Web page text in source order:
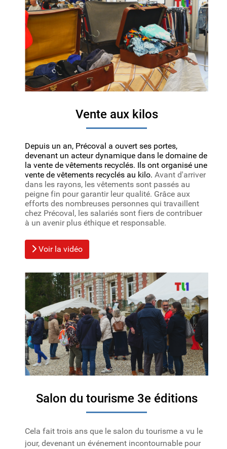
Vente aux kilos
Depuis un an, Précoval a ouvert ses portes,
devenant un acteur dynamique dans le domaine de
la vente de vêtements recyclés. I ls ont organisé une
vente de vêtements recyclés au kilo. Avant d'arriver
dans les rayons, les vêtements sont passés au
peigne fin pour garantir leur qualité. Grâce aux
efforts des nombreuses personnes qui travaillent
chez Précoval, les salariés sont fiers de contribuer
à un avenir plus éthique et responsable.
Voir la vidéo
Salon du tourisme 3e éditions
Cela fait trois ans que le salon du tourisme a vu le
jour, devenant un événement incontournable pour